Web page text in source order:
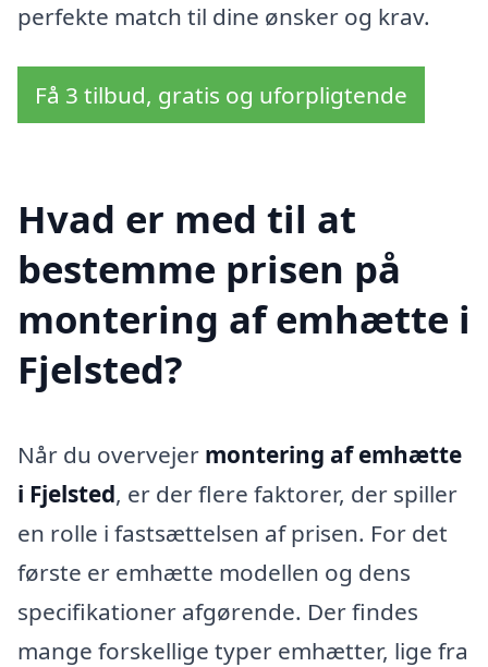
perfekte match til dine ønsker og krav.
Få 3 tilbud, gratis og uforpligtende
Hvad er med til at
bestemme prisen på
montering af emhætte i
Fjelsted?
Når du overvejer montering af emhætte
i Fjelsted, er der flere faktorer, der spiller
en rolle i fastsættelsen af prisen. For det
første er emhætte modellen og dens
specifikationer afgørende. Der findes
mange forskellige typer emhætter, lige fra